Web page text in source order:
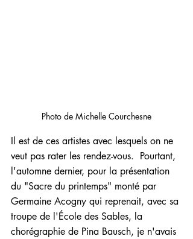
Photo de Michelle Courchesne
Il est de ces artistes avec lesquels on ne
veut pas rater les rendez-vous.  Pourtant,
l'automne dernier, pour la présentation
du "Sacre du printemps" monté par
Germaine Acogny qui reprenait, avec sa
troupe de l'École des Sables, la
chorégraphie de Pina Bausch, je n'avais